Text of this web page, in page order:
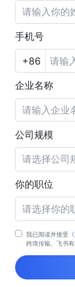
手机号
企业名称
公司规模
请选择公司
你的职位
请选择你的
我已阅读并接受
跨境传输。飞书